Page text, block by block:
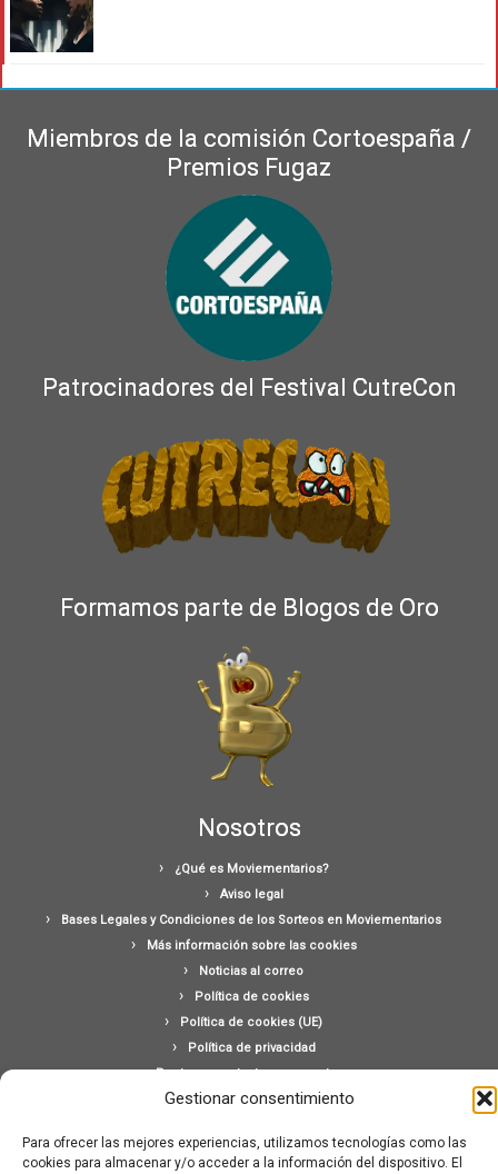
Gestionar consentimiento
Para ofrecer las mejores experiencias, utilizamos tecnologías como las
cookies para almacenar y/o acceder a la información del dispositivo. El
Miembros de la comisión Cortoespaña /
Premios Fugaz
Patrocinadores del Festival CutreCon
Formamos parte de Blogos de Oro
Nosotros
¿Qué es Moviementarios?
Aviso legal
Bases Legales y Condiciones de los Sorteos en Moviementarios
Más información sobre las cookies
Noticias al correo
Política de cookies
Política de cookies (UE)
Política de privacidad
Ponte en contacto con nosotros